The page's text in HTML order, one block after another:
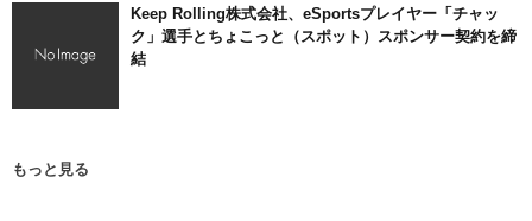
Keep Rolling株式会社、eSportsプレイヤー「チャッ
ク」選手とちょこっと（スポット）スポンサー契約を締
結
もっと見る